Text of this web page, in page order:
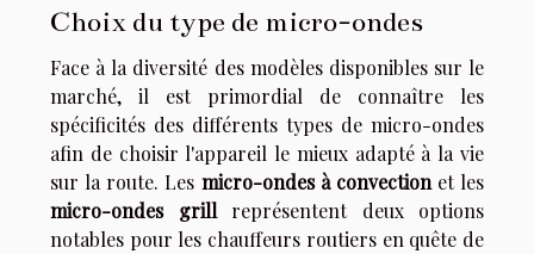
Choix du type de micro-ondes
Face à la diversité des modèles disponibles sur le
marché, il est primordial de connaître les
spécificités des différents types de micro-ondes
afin de choisir l'appareil le mieux adapté à la vie
sur la route. Les micro-ondes à convectionet les
micro-ondes grillreprésentent deux options
notables pour les chauffeurs routiers en quête de